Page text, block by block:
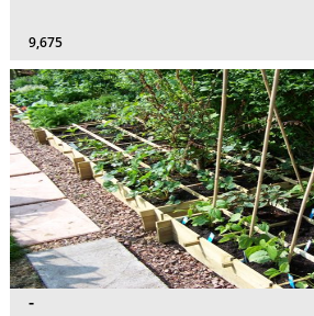
9,675
-